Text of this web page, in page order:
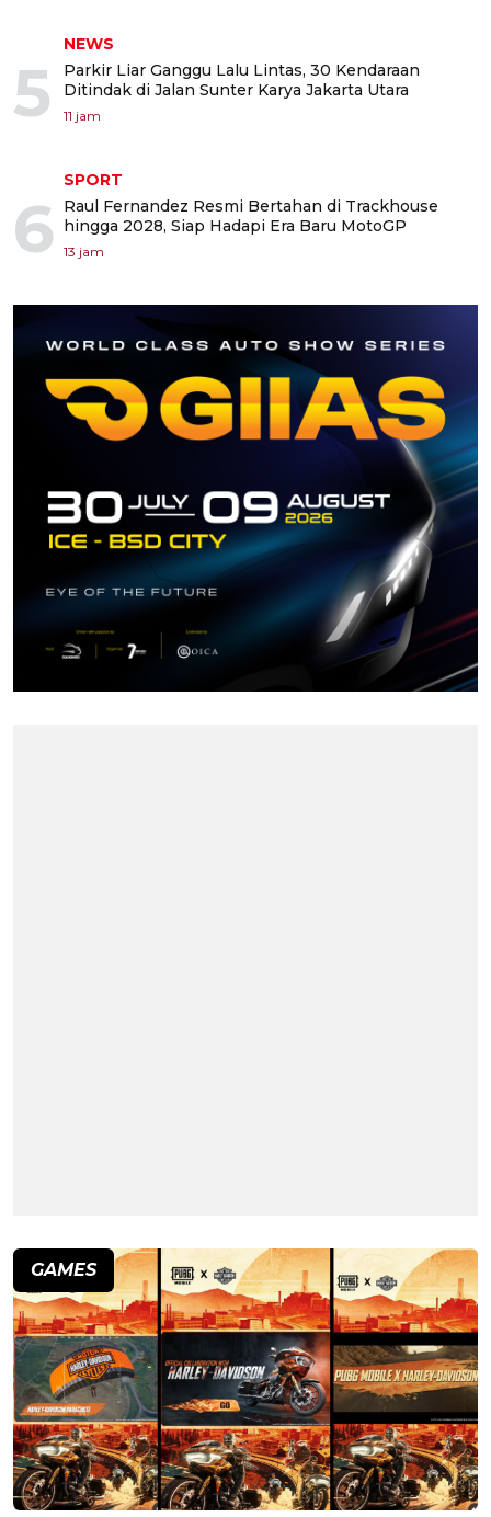
5
NEWS
Parkir Liar Ganggu Lalu Lintas, 30 Kendaraan
Ditindak di Jalan Sunter Karya Jakarta Utara
11 jam
6
SPORT
Raul Fernandez Resmi Bertahan di Trackhouse
hingga 2028, Siap Hadapi Era Baru MotoGP
13 jam
GAMES